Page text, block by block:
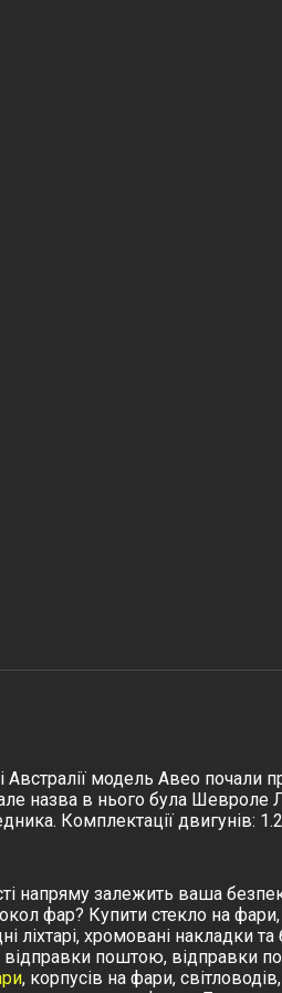
модель Авео почали
назва в нього була Шевроле
Комплектації двигунів: 1.2
напряму залежить ваша
фар? Купити стекло на
ліхтарі, хромовані накладки
поштою, відправки
, корпусів на фари,